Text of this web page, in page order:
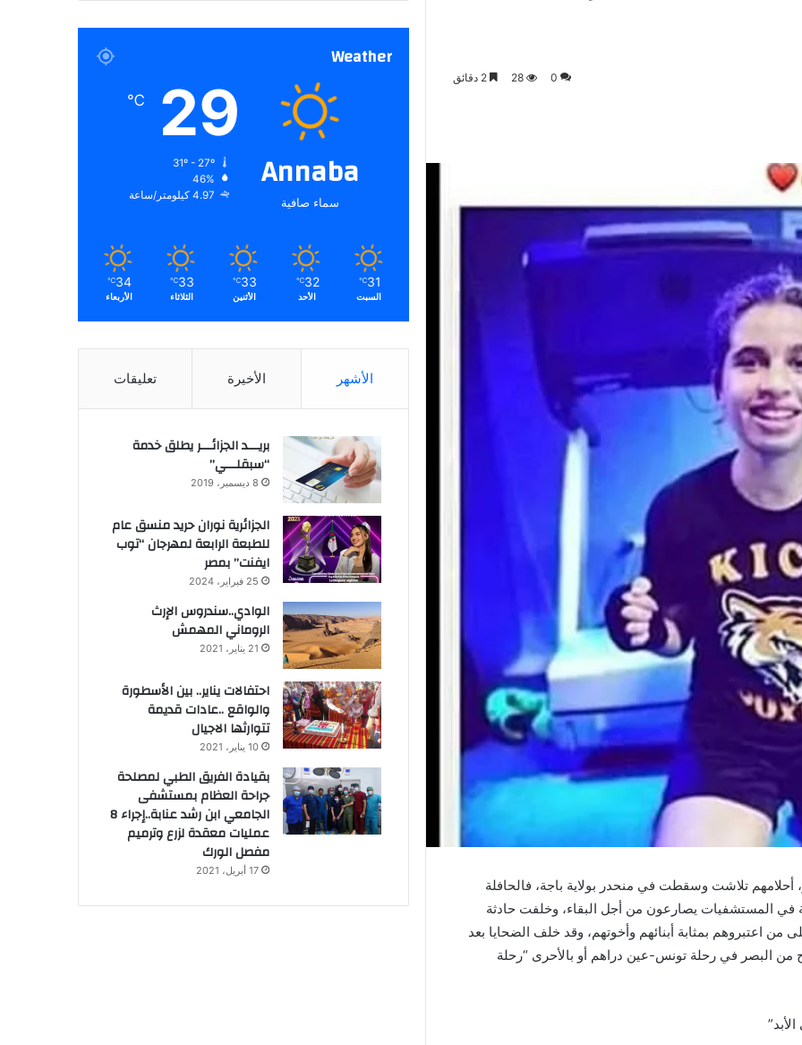
0
28
أحلامهم تلاشت وسقطت في منحدر بولاية باجة، فالحافلة
البقية في المستشفيات يصارعون من أجل البقاء، وخلفت حادثة
اعتبروهم بمثابة أبنائهم وأخوتهم، وقد خلف الضحايا بعد
من البصر في رحلة تونس-عين دراهم أو بالأحرى “رحلة
Weather
Annaba
سماء صافية
29
℃
46%
4.97 كيلومتر/ساعة
31
℃
السبت
32
℃
الأحد
33
℃
الأثنين
33
℃
الثلاثاء
34
℃
الأربعاء
الأشهر الأخيرة تعليقات
بريـــد الجزائـــر يطلق خدمة
“سبقلـــي”
8 ديسمبر، 2019
الجزائرية نوران حريد منسق عام
للطبعة الرابعة لمهرجان “توب
ايفنت” بمصر
25 فبراير، 2024
الوادي..سندروس الإرث
الروماني المهمش
21 يناير، 2021
احتفالات يناير.. بين الأسطورة
والواقع ..عادات قديمة
تتوارثها الاجيال
10 يناير، 2021
بقيادة الفريق الطبي لمصلحة
جراحة العظام بمستشفى
الجامعي ابن رشد عنابة..إجراء 8
عمليات معقدة لزرع وترميم
مفصل الورك
17 أبريل، 2021